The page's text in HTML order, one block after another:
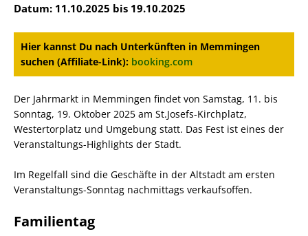
Datum: 11.10.2025 bis 19.10.2025
Hier kannst Du nach Unterkünften in Memmingen
suchen (Affiliate-Link): booking.com
Der Jahrmarkt in Memmingen findet von Samstag, 11. bis
Sonntag, 19. Oktober 2025 am St.Josefs-Kirchplatz,
Westertorplatz und Umgebung statt. Das Fest ist eines der
Veranstaltungs-Highlights der Stadt.
Im Regelfall sind die Geschäfte in der Altstadt am ersten
Veranstaltungs-Sonntag nachmittags verkaufsoffen.
Familientag